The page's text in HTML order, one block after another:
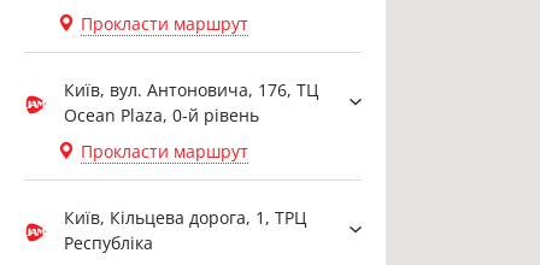
Прокласти маршрут
Київ, вул. Антоновича, 176, ТЦ
Ocean Plaza, 0-й рівень
Прокласти маршрут
Київ, Кільцева дорога, 1, ТРЦ
Республіка